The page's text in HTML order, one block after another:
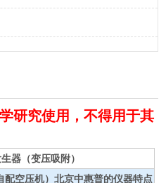
研究使用，不得用于其
器（变压吸附）
空压机）北京中惠普的仪器特点